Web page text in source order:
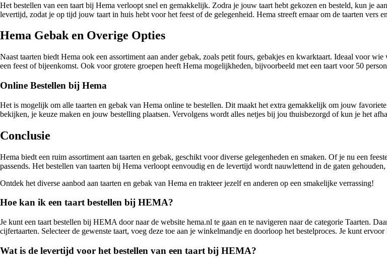
Het bestellen van een taart bij Hema verloopt snel en gemakkelijk. Zodra je jouw taart hebt gekozen en besteld, kun je
levertijd, zodat je op tijd jouw taart in huis hebt voor het feest of de gelegenheid. Hema streeft ernaar om de taarten vers
Hema Gebak en Overige Opties
Naast taarten biedt Hema ook een assortiment aan ander gebak, zoals petit fours, gebakjes en kwarktaart. Ideaal voor
een feest of bijeenkomst. Ook voor grotere groepen heeft Hema mogelijkheden, bijvoorbeeld met een taart voor 50
Online Bestellen bij Hema
Het is mogelijk om alle taarten en gebak van Hema online te bestellen. Dit maakt het extra gemakkelijk om jouw
bekijken, je keuze maken en jouw bestelling plaatsen. Vervolgens wordt alles netjes bij jou thuisbezorgd of kun je het
Conclusie
Hema biedt een ruim assortiment aan taarten en gebak, geschikt voor diverse gelegenheden en smaken. Of je nu een
passends. Het bestellen van taarten bij Hema verloopt eenvoudig en de levertijd wordt nauwlettend in de gaten
Ontdek het diverse aanbod aan taarten en gebak van Hema en trakteer jezelf en anderen op een smakelijke verrassing!
Hoe kan ik een taart bestellen bij HEMA?
Je kunt een taart bestellen bij HEMA door naar de website hema.nl te gaan en te navigeren naar de categorie Taarten.
cijfertaarten. Selecteer de gewenste taart, voeg deze toe aan je winkelmandje en doorloop het bestelproces. Je kunt
Wat is de levertijd voor het bestellen van een taart bij HEMA?